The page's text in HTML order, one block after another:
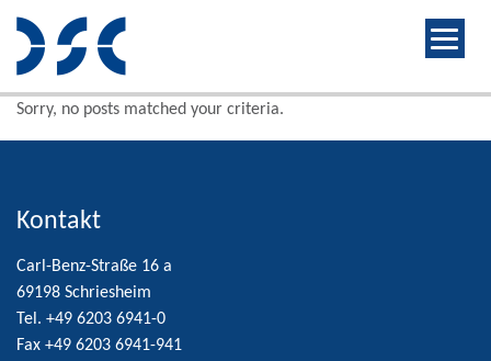
Sorry, no posts matched your criteria.
Kontakt
Carl-Benz-Straße 16 a
69198 Schriesheim
Tel. +49 6203 6941-0
Fax +49 6203 6941-941